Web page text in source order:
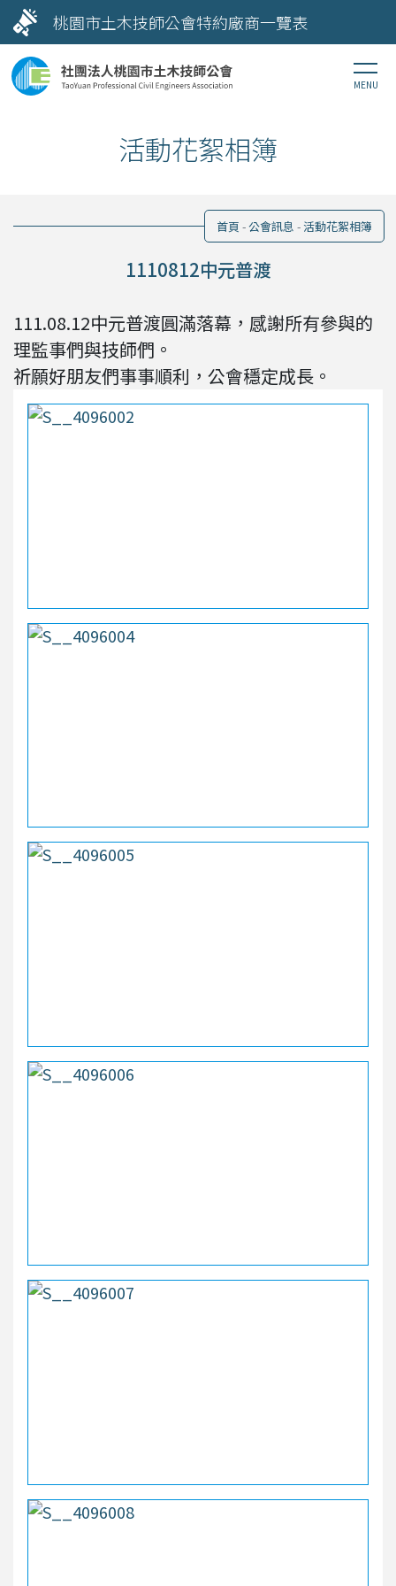
桃園市土木技師公會特約廠商一覽表
活動花絮相簿
首頁 公會訊息 活動花絮相簿
1110812中元普渡
111.08.12中元普渡圓滿落幕，感謝所有參與的
理監事們與技師們。
祈願好朋友們事事順利，公會穩定成長。